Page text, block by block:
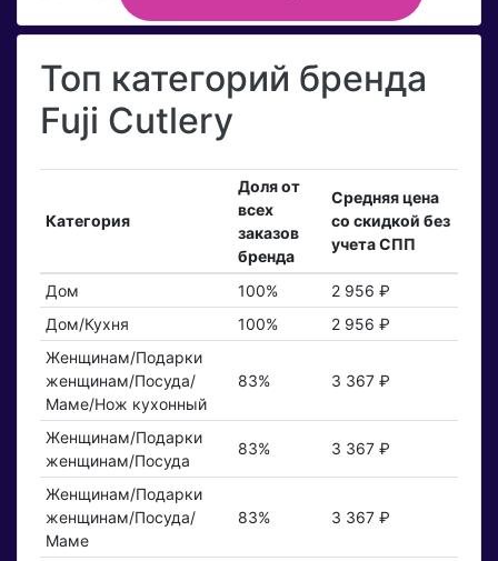
Топ категорий бренда
Fuji Cutlery
Категория
Доля от
всех
заказов
бренда
Средняя цена
со скидкой без
учета СПП
Дом 100%
2 956 ₽
Дом/Кухня
100%
2 956 ₽
Женщинам/Подарки
женщинам/Посуда/
Маме/Нож кухонный
83% 3 367 ₽
Женщинам/Подарки
женщинам/Посуда
83% 3 367 ₽
Женщинам/Подарки
женщинам/Посуда/
Маме
83% 3 367 ₽